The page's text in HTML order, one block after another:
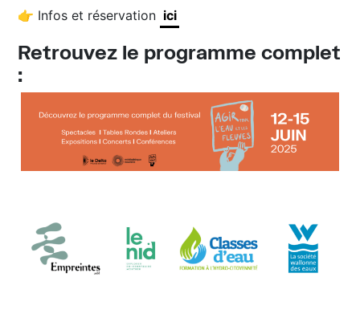
👉 Infos et réservation ici
Retrouvez le programme complet
: